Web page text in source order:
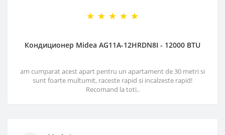
Кондиционер Midea AG11A-12HRDN8I - 12000 BTU
am cumparat acest apart pentru un apartament de 30 metri si
sunt foarte multumit, raceste rapid si incalzeste rapid!
Recomand la toti..